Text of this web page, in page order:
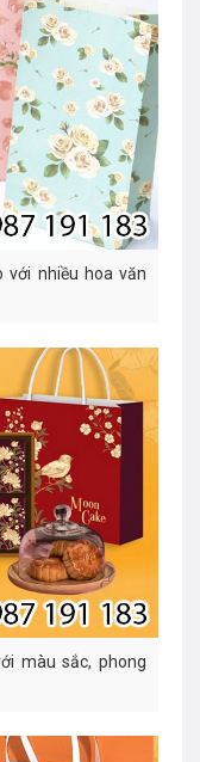
với nhiều hoa văn
màu sắc, phong